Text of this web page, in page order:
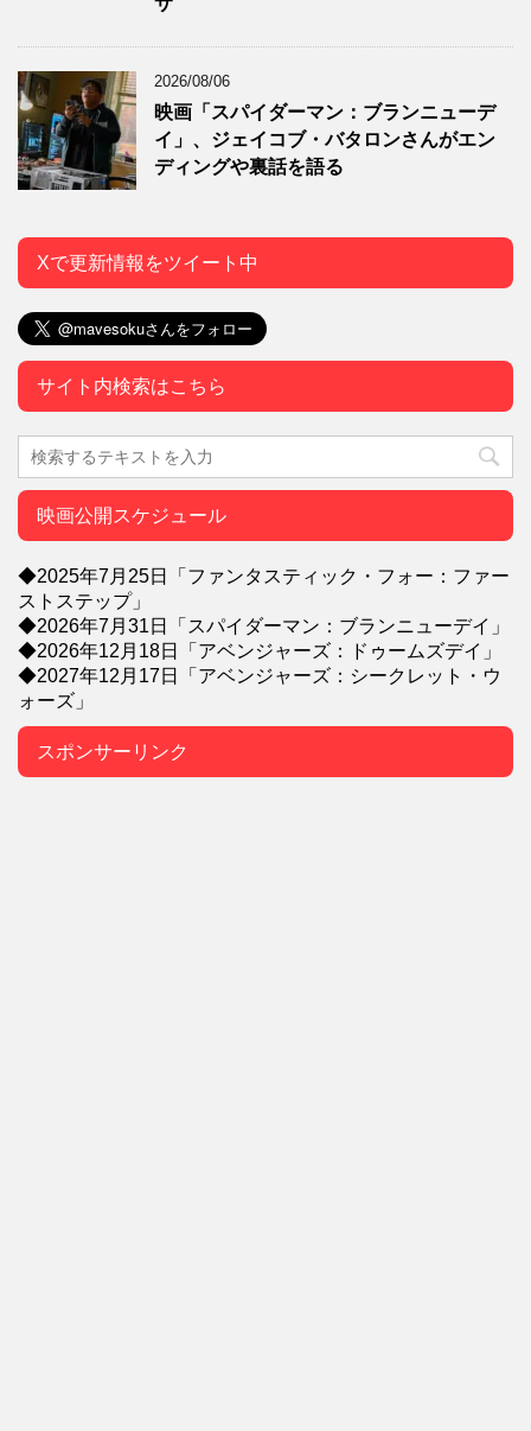
2026/08/06
映画「スパイダーマン：ブランニューデ
イ」、ジェイコブ・バタロンさんがエン
ディングや裏話を語る
Xで更新情報をツイート中
サイト内検索はこちら
映画公開スケジュール
◆2025年7月25日「ファンタスティック・フォー：ファー
ストステップ」
◆2026年7月31日「スパイダーマン：ブランニューデイ」
◆2026年12月18日「アベンジャーズ：ドゥームズデイ」
◆2027年12月17日「アベンジャーズ：シークレット・ウ
ォーズ」
スポンサーリンク